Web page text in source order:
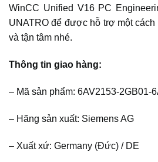
WinCC Unified V16 PC
UNATRO để được hỗ trợ một
và tận tâm nhé.
Thông tin giao hàng:
– Mã sản phẩm: 6AV2153-2GB01-
– Hãng sản xuất: Siemens AG
– Xuất xứ: Germany (Đức) / DE